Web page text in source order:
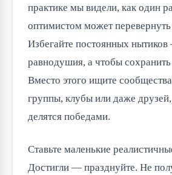
практике мы видели, как один
оптимистом может перевернуть
Избегайте постоянных
равнодушия, а чтобы
Вместо этого ищите
группы, клубы или даже
делятся победами.
Ставьте маленькие
Достигли — празднуйте. Не